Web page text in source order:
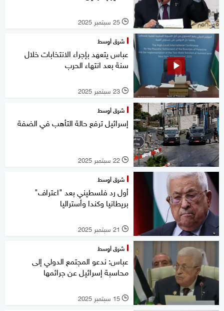
l 25 سبتمبر 2025
شرق أوسط
عباس يتعهد بإجراء الانتخابات خلال
سنة بعد انتهاء الحرب
l 23 سبتمبر 2025
شرق أوسط
إسرائيل ترفع حالة التأهب في الضفة
l 22 سبتمبر 2025
شرق أوسط
أول رد فلسطيني بعد "اعتراف"
بريطانيا وكندا وأستراليا
l 21 سبتمبر 2025
شرق أوسط
عباس: ندعو المجتمع الدولي إلى
محاسبة إسرائيل عن جرائمها
l 15 سبتمبر 2025